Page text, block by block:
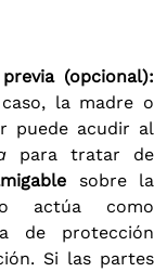
(opcional):
la madre o
puede acudir al
para tratar de
sobre la
actúa como
de protección
Si las partes